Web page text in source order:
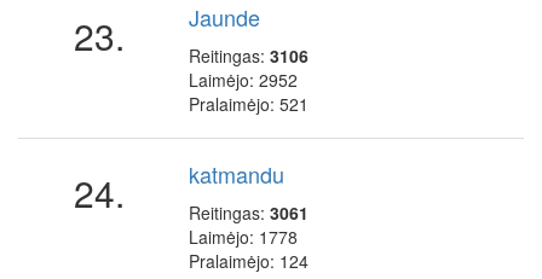
23. Jaunde
Reitingas: 3106
Laimėjo: 2952
Pralaimėjo: 521
24. katmandu
Reitingas: 3061
Laimėjo: 1778
Pralaimėjo: 124